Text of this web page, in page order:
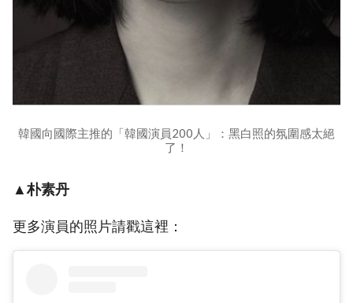
韓國向國際主推的「韓國演員200人」：黑白照的氛圍感太絕
了！
▲朴素丹
更多演員的照片請戳這裡：